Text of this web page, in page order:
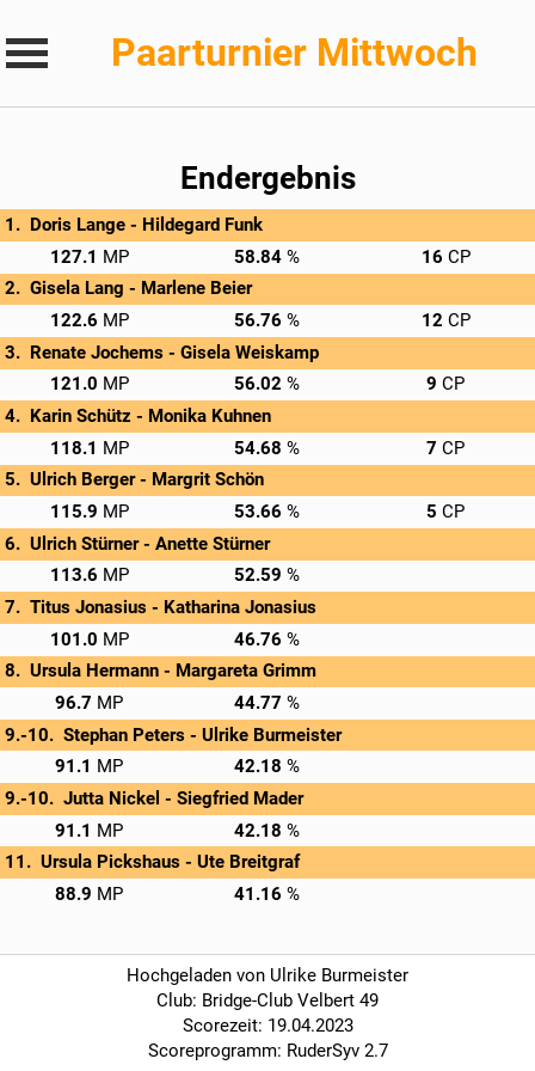
Paarturnier Mittwoch
Endergebnis
Doris Lange - Hildegard Funk
Privatscore
127.1 58.84
16
Gisela Lang - Marlene Beier
Privatscore
122.6 56.76
12
Renate Jochems - Gisela Weiskamp
Privatscore
121.0 56.02
9
Karin Schütz - Monika Kuhnen
Privatscore
118.1 54.68
7
Ulrich Berger - Margrit Schön
Privatscore
115.9 53.66
5
Ulrich Stürner - Anette Stürner
Privatscore
113.6
52.59
Titus Jonasius - Katharina Jonasius
Privatscore
101.0
46.76
Ursula Hermann - Margareta Grimm
Privatscore
96.7
44.77
Stephan Peters - Ulrike Burmeister
Privatscore
91.1
42.18
Jutta Nickel - Siegfried Mader
Privatscore
91.1
42.18
Ursula Pickshaus - Ute Breitgraf
Privatscore
88.9 41.16
Hochgeladen von Ulrike Burmeister
Club: Bridge-Club Velbert 49
Scorezeit: 19.04.2023
Scoreprogramm: RuderSyv 2.7